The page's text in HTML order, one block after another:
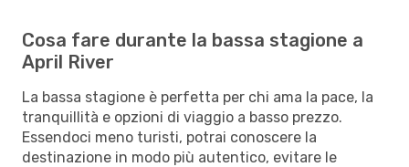
Cosa fare durante la bassa stagione a
April River
La bassa stagione è perfetta per chi ama la pace, la
tranquillità e opzioni di viaggio a basso prezzo.
Essendoci meno turisti, potrai conoscere la
destinazione in modo più autentico, evitare le